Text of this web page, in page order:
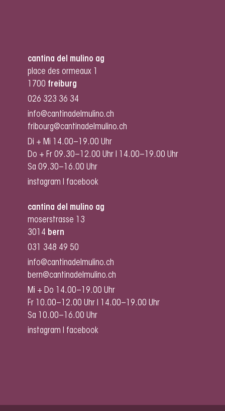
cantina del mulino ag
place des ormeaux 1
1700 freiburg
026 323 36 34
info@cantinadelmulino.ch
fribourg@cantinadelmulino.ch
Di + Mi 14.00–19.00 Uhr
Do + Fr 09.30–12.00 Uhr I 14.00–19.00 Uhr
Sa 09.30–16.00 Uhr
instagram
facebook
cantina del mulino ag
moserstrasse 13
3014 bern
031 348 49 50
info@cantinadelmulino.ch
bern@cantinadelmulino.ch
Mi + Do 14.00–19.00 Uhr
Fr 10.00–12.00 Uhr I 14.00–19.00 Uhr
Sa 10.00–16.00 Uhr
instagram
facebook